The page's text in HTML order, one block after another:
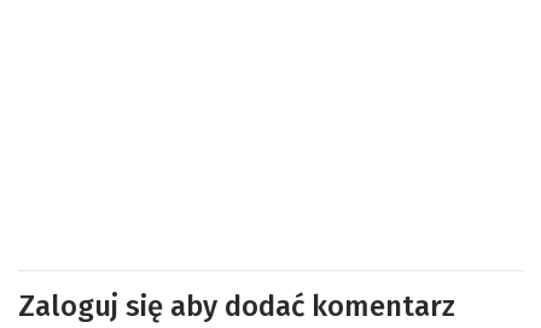
Zaloguj się aby dodać komentarz